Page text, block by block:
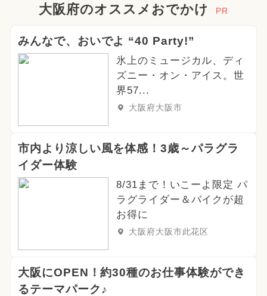
大阪府のオススメおでかけ PR
みんなで、おいでよ “40 Party!”
氷上のミュージカル、ディ
ズニー・オン・アイス。世
界57...
大阪府大阪市
市内より涼しい風を体感！3歳～パラグラ
イダー体験
8/31まで！いこーよ限定 パ
ラグライダー＆バイクが超
お得に
大阪府大阪市此花区
大阪にOPEN！約30種のお仕事体験ができ
るテーマパーク♪